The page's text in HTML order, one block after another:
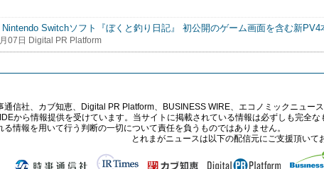
Switchソフト『ぼくと釣り日記』 初公開のゲーム画面を含む新PV4
07日 Digital PR Platform
通信社、カブ知恵、Digital PR Platform、BUSINESS WIRE、エコノミックニュ
から情報提供を受けています。当サイトに掲載されている情報は必ずしも完全
情報を用いて行う判断の一切について責任を負うものではありません。
とれまがニュースは以下の配信元にご支援頂いて